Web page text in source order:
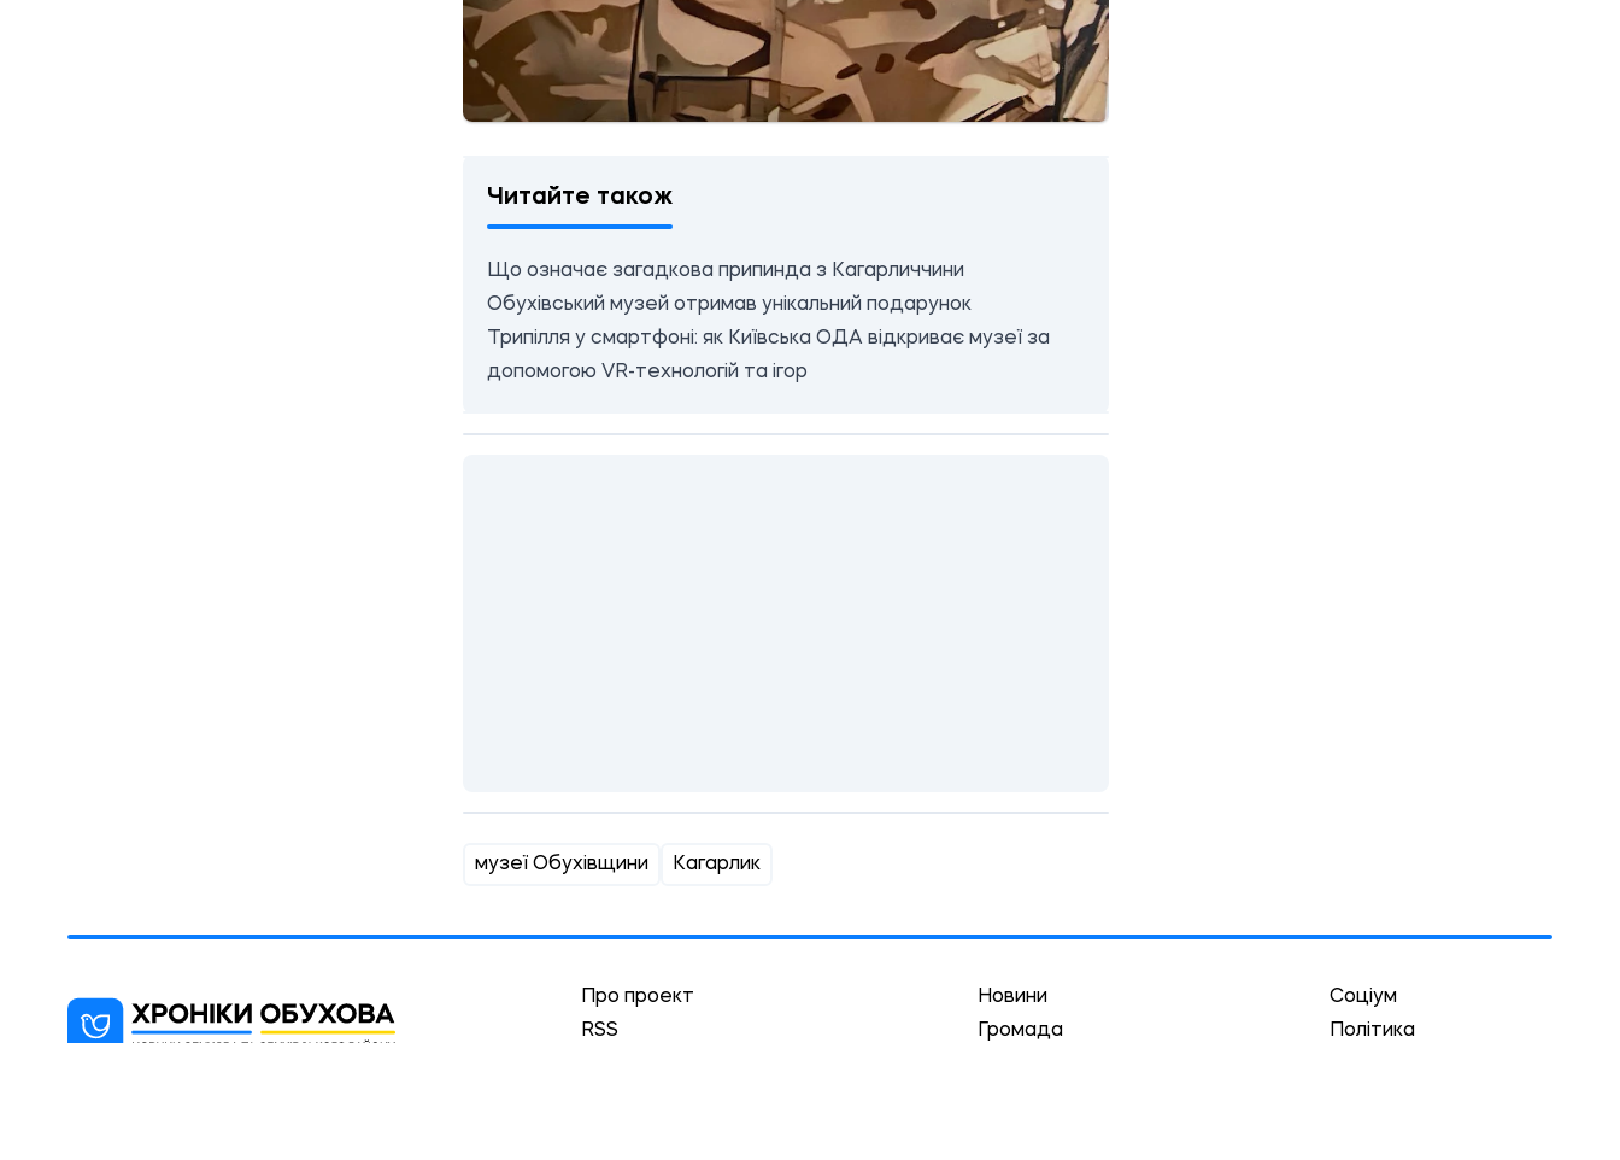
Читайте також
Що означає загадкова припинда з Кагарличчини
Обухівський музей отримав унікальний подарунок
Трипілля у смартфоні: як Київська ОДА відкриває музеї за
допомогою VR-технологій та ігор
музеї Обухівщини Кагарлик
Про проект
RSS
Новини
Громада
Соціум
Політика